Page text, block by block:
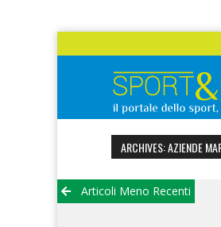
ARCHIVES: AZIENDE
Navigazione
Articoli Meno Recenti